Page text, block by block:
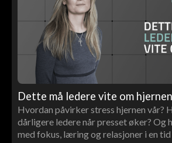
Dette må ledere vite om hjernen
Hvordan påvirker stress hjernen vår?
dårligere ledere når presset øker? Og
med fokus, læring og relasjoner i en